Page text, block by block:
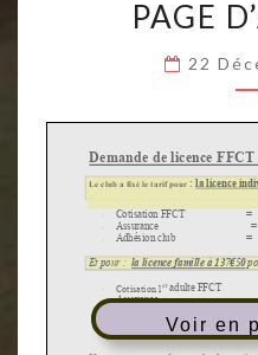
PAGE
22
Voir en